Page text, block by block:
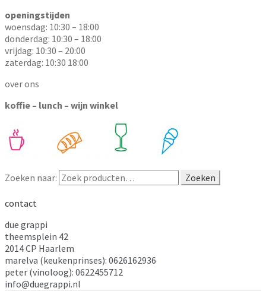
openingstijden
woensdag: 10:30 – 18:00
donderdag: 10:30 – 18:00
vrijdag: 10:30 – 20:00
zaterdag: 10:30 18:00
over ons
koffie – lunch – wijn winkel
Zoeken naar: Zoeken
contact
due grappi
theemsplein 42
2014 CP Haarlem
marelva (keukenprinses): 0626162936
peter (vinoloog): 0622455712
info@duegrappi.nl